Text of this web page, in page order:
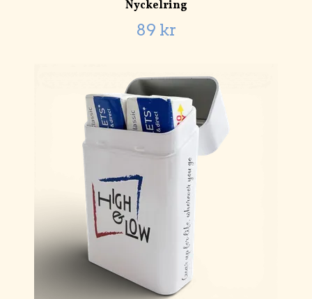
Nyckelring
89 kr